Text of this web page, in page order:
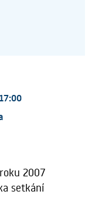
2007
setkání